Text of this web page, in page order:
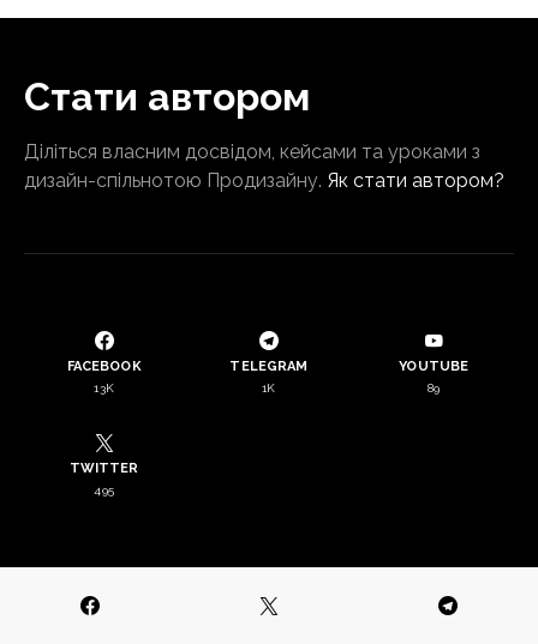
Стати автором
Діліться власним досвідом, кейсами та уроками з
дизайн-спільнотою Продизайну. Як стати автором?
FACEBOOK
13K
TELEGRAM
1K
YOUTUBE
89
TWITTER
495